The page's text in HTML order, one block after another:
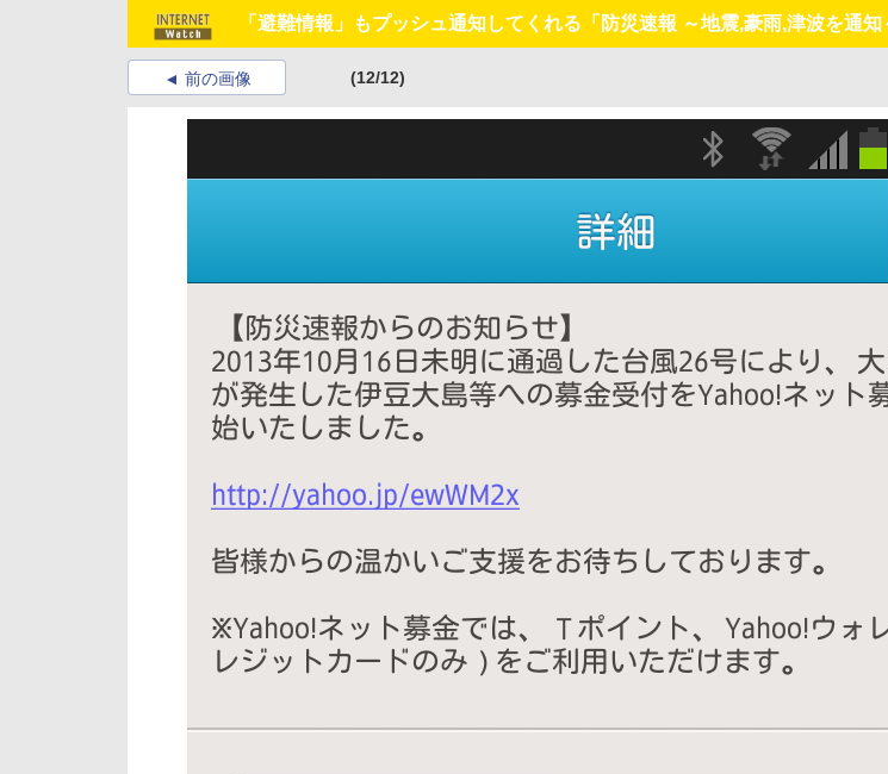
「避難情報」もプッシュ通知してくれる「防災速報 ～地震,豪雨,津波を通知
前の画像 (12/12)